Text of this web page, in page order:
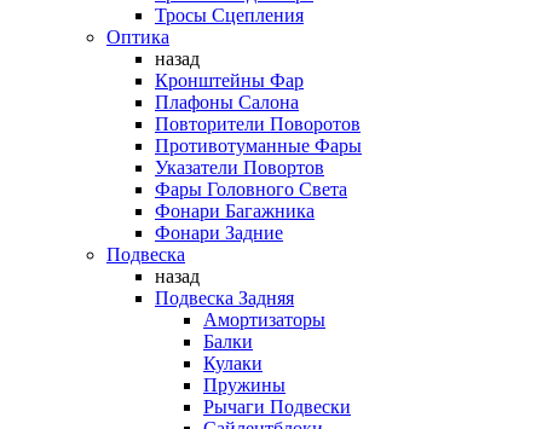
Тросы Сцепления
Оптика
назад
Кронштейны Фар
Плафоны Салона
Повторители Поворотов
Противотуманные Фары
Указатели Повортов
Фары Головного Света
Фонари Багажника
Фонари Задние
Подвеска
назад
Подвеска Задняя
Амортизаторы
Балки
Кулаки
Пружины
Рычаги Подвески